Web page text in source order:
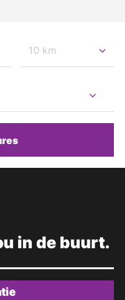
10 km
in de buurt.